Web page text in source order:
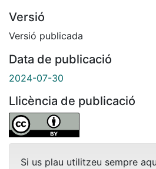
Versió
Versió publicada
Data de publicació
2024-07-30
Llicència de publicació
Si us plau utilitzeu sempre